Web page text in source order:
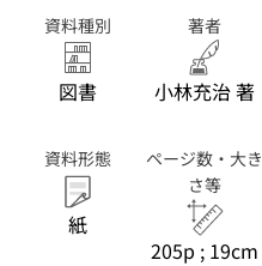
資料種別
図書
著者
小林充治 著
資料形態
紙
ページ数・大き
さ等
205p ; 19cm